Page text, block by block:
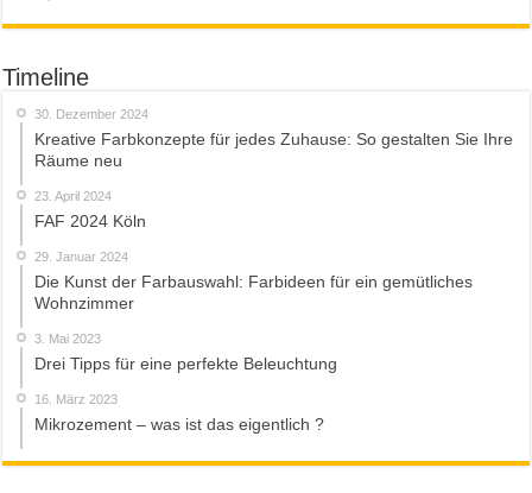
Timeline
30. Dezember 2024
Kreative Farbkonzepte für jedes Zuhause: So gestalten Sie Ihre
Räume neu
23. April 2024
FAF 2024 Köln
29. Januar 2024
Die Kunst der Farbauswahl: Farbideen für ein gemütliches
Wohnzimmer
3. Mai 2023
Drei Tipps für eine perfekte Beleuchtung
16. März 2023
Mikrozement – was ist das eigentlich ?